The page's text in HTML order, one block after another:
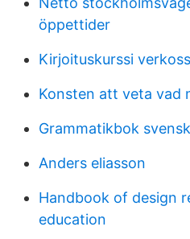
öppettider
Kirjoituskurssi
Konsten att veta vad
Grammatikbok
Anders eliasson
Handbook of design
education